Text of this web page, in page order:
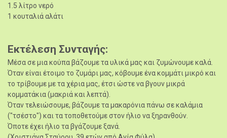
1.5 λίτρο νερό
1 κουταλιά αλάτι
Εκτέλεση Συνταγής
Μέσα σε μια κούπα βάζουμε τα υλικά μας και ζυμώνουμε καλά.
Όταν είναι έτοιμο το ζυμάρι μας, κόβουμε ένα κομμάτι μικρό και
το τρίβουμε με τα χέρια μας, έτσι ώστε να βγουν μικρά
κομματάκια (μακριά και λεπτά).
Όταν τελειώσουμε, βάζουμε τα μακαρόνια πάνω σε καλάμια
("τσέστο") και τα τοποθετούμε στον ήλιο να ξηρανθούν.
Όποτε έχει ήλιο τα βγάζουμε ξανά.